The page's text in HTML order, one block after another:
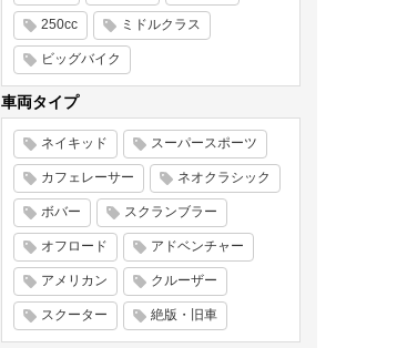
250cc ミドルクラス
ビッグバイク
車両タイプ
ネイキッド スーパースポーツ
カフェレーサー ネオクラシック
ボバー スクランブラー
オフロード アドベンチャー
アメリカン クルーザー
スクーター 絶版・旧車